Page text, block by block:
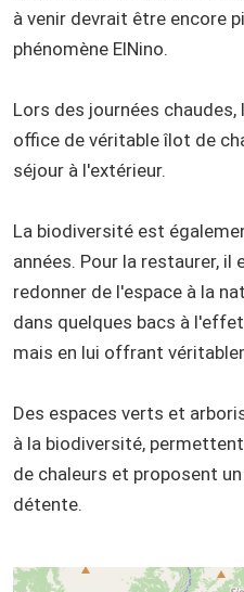
à venir devrait être encore
phénomène ElNino.
Lors des journées
office de véritable îlot de
séjour à l'extérieur.
La biodiversité est
années. Pour la restaurer,
redonner de l'espace à la
dans quelques bacs à
mais en lui offrant
Des espaces verts et
à la biodiversité,
de chaleurs et proposent
détente.